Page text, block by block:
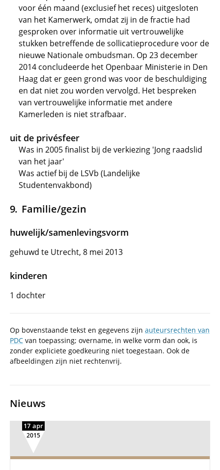
voor één maand (exclusief het reces) uitgesloten
van het Kamerwerk, omdat zij in de fractie had
gesproken over informatie uit vertrouwelijke
stukken betreffende de sollicatieprocedure voor de
nieuwe Nationale ombudsman. Op 23 december
2014 concludeerde het Openbaar Ministerie in Den
Haag dat er geen grond was voor de beschuldiging
en dat niet zou worden vervolgd. Het bespreken
van vertrouwelijke informatie met andere
Kamerleden is niet strafbaar.
uit de privésfeer
Was in 2005 finalist bij de verkiezing 'Jong raadslid
van het jaar'
Was actief bij de LSVb (Landelijke
Studentenvakbond)
Familie/gezin
huwelijk/samenlevingsvorm
gehuwd te Utrecht, 8 mei 2013
kinderen
1 dochter
Op bovenstaande tekst en gegevens zijn auteursrechten van
PDC van toepassing; overname, in welke vorm dan ook, is
zonder expliciete goedkeuring niet toegestaan. Ook de
afbeeldingen zijn niet rechtenvrij.
Nieuws
17 apr
2015